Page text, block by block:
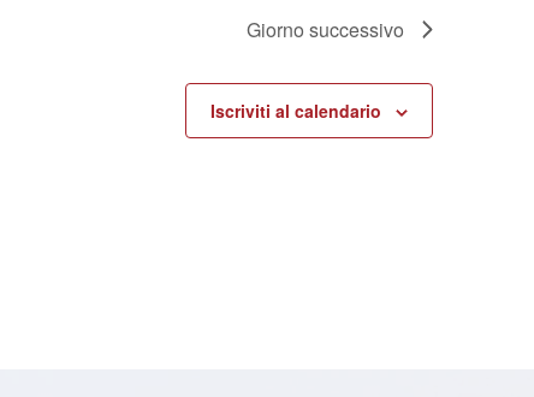
Giorno successivo
Iscriviti al calendario